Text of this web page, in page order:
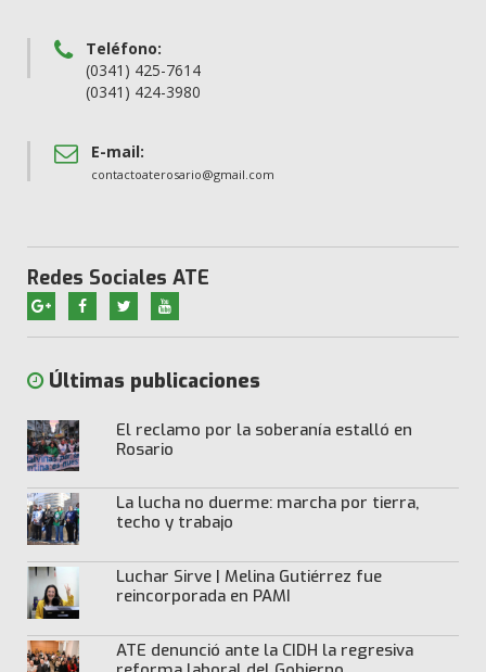
Teléfono:
(0341) 425-7614
(0341) 424-3980
E-mail:
contactoaterosario@gmail.com
Redes Sociales ATE
Últimas publicaciones
El reclamo por la soberanía estalló en
Rosario
La lucha no duerme: marcha por tierra,
techo y trabajo
Luchar Sirve | Melina Gutiérrez fue
reincorporada en PAMI
ATE denunció ante la CIDH la regresiva